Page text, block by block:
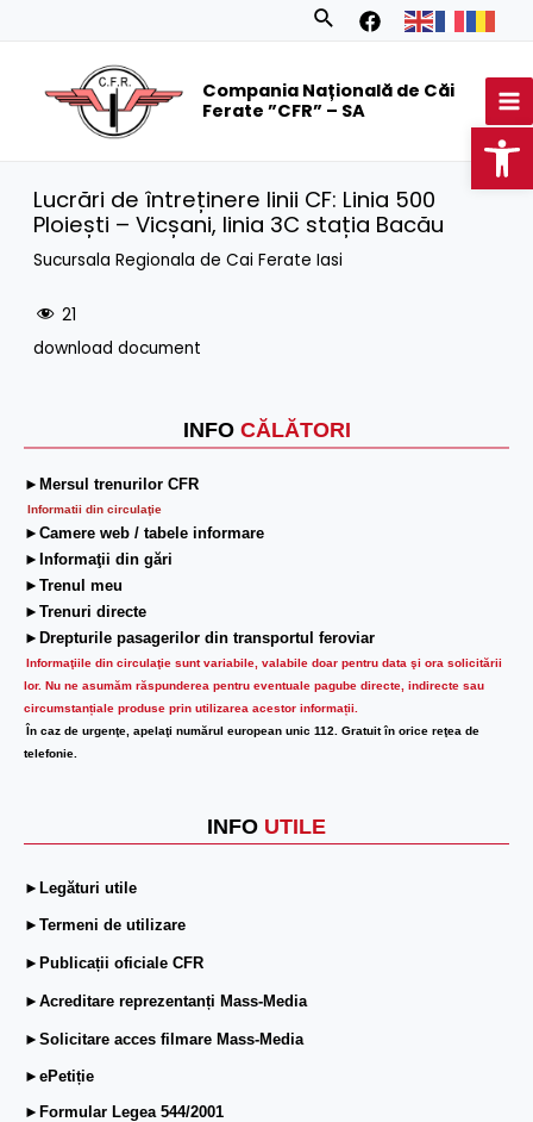
Search
Compania Națională de Căi
Ferate ”CFR” – SA
INFO CĂLĂTORI
►Mersul trenurilor CFR
Informatii din circulaţie
►Camere web / tabele informare
►Informaţii din gări
►Trenul meu
►Trenuri directe
►Drepturile pasagerilor din transportul feroviar
Informaţiile din circulaţie sunt variabile, valabile doar pentru data şi ora solicitării
lor. Nu ne asumăm răspunderea pentru eventuale pagube directe, indirecte sau
circumstanțiale produse prin utilizarea acestor informații.
În caz de urgenţe, apelaţi numărul european unic 112. Gratuit în orice reţea de
telefonie.
INFO UTILE
►Legături utile
►Termeni de utilizare
►Publicații oficiale CFR
►Acreditare reprezentanți Mass-Media
►Solicitare acces filmare Mass-Media
►ePetiție
►Formular Legea 544/2001
Lucrări de întreținere linii CF: Linia 500
Ploiești – Vicșani, linia 3C stația Bacău
Sucursala Regionala de Cai Ferate Iasi
21
download document